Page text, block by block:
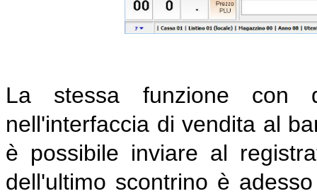
La stessa funzione con
nell'interfaccia di vendita al
è possibile inviare al
dell'ultimo scontrino è